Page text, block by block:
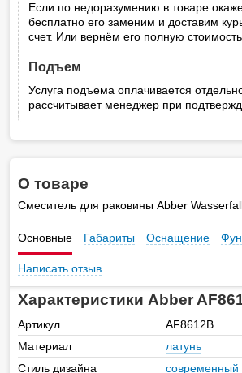
Если по недоразумению в товаре
бесплатно его заменим и доставим
счет. Или вернём его полную
Подъем
Услуга подъема оплачивается
рассчитывает менеджер при
О товаре
Смеситель для раковины Abber
Основные Габариты Оснащение
Написать отзыв
Характеристики Abber
Артикул
AF8612B
Материал
латунь
Стиль дизайна
современный